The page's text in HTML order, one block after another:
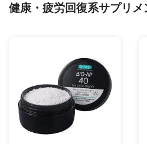
健康・疲労回復系サプリ